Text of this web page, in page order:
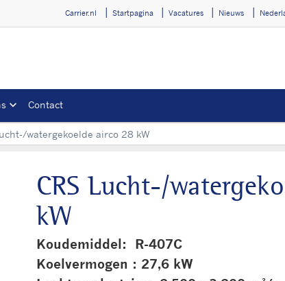
Carrier.nl Startpagina Vacatures Nieuws
Contact
watergekoelde airco 28 kW
CRS Lucht-/
kW
Koudemiddel: R-407C
Koelvermogen : 27,6 kW